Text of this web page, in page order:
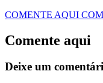
COMENTE AQUI
Comente aqui
Deixe um